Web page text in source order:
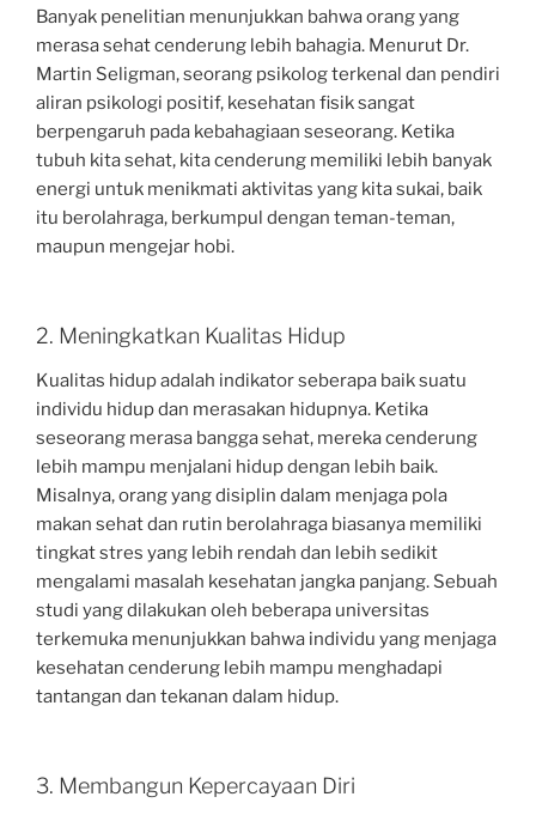
Banyak penelitian menunjukkan bahwa orang yang
merasa sehat cenderung lebih bahagia. Menurut Dr.
Martin Seligman, seorang psikolog terkenal dan pendiri
aliran psikologi positif, kesehatan fisik sangat
berpengaruh pada kebahagiaan seseorang. Ketika
tubuh kita sehat, kita cenderung memiliki lebih banyak
energi untuk menikmati aktivitas yang kita sukai, baik
itu berolahraga, berkumpul dengan teman-teman,
maupun mengejar hobi.
2. Meningkatkan Kualitas Hidup
Kualitas hidup adalah indikator seberapa baik suatu
individu hidup dan merasakan hidupnya. Ketika
seseorang merasa bangga sehat, mereka cenderung
lebih mampu menjalani hidup dengan lebih baik.
Misalnya, orang yang disiplin dalam menjaga pola
makan sehat dan rutin berolahraga biasanya memiliki
tingkat stres yang lebih rendah dan lebih sedikit
mengalami masalah kesehatan jangka panjang. Sebuah
studi yang dilakukan oleh beberapa universitas
terkemuka menunjukkan bahwa individu yang menjaga
kesehatan cenderung lebih mampu menghadapi
tantangan dan tekanan dalam hidup.
3. Membangun Kepercayaan Diri